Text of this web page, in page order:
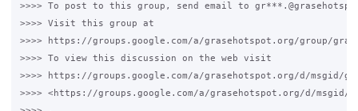
>>>> To post to this group, send email to
>>>> Visit this group at
>>>> https://groups.google.com/a/grasehotspot.org/group/
>>>> To view this discussion on the web visit
>>>> https://groups.google.com/a/grasehotspot.org/d/msgid/
>>>> <https://groups.google.com/a/grasehotspot.org/d/msgid/